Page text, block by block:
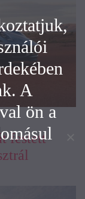
festett
A
ön a